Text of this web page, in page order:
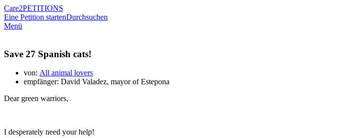
Care2PETITIONS
Eine Petition startenDurchsuchen
Menü
Save 27 Spanish cats!
von: All animal lovers
empfänger: David Valadez, mayor of Estepona
Dear green warriors,
I desperately need your help!